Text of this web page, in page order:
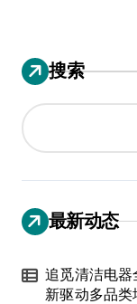
搜索
最新动态
追觅清洁电
新驱动多品类